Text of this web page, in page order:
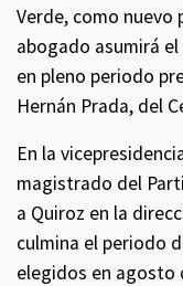
Verde, como nuevo
abogado asumirá
en pleno periodo
Hernán Prada, del
En la
magistrado del
a Quiroz en la
culmina el periodo
elegidos en agosto